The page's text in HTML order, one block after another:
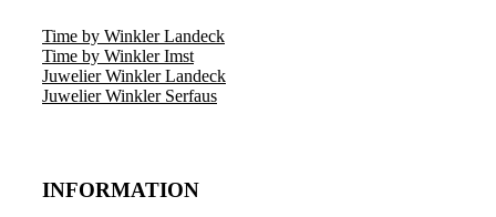
Time by Winkler Landeck
Time by Winkler Imst
Juwelier Winkler Landeck
Juwelier Winkler Serfaus
INFORMATION